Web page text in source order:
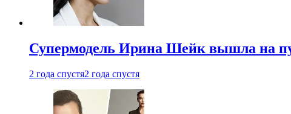
Супермодель Ирина Шейк вышла на
2 года спустя2 года спустя